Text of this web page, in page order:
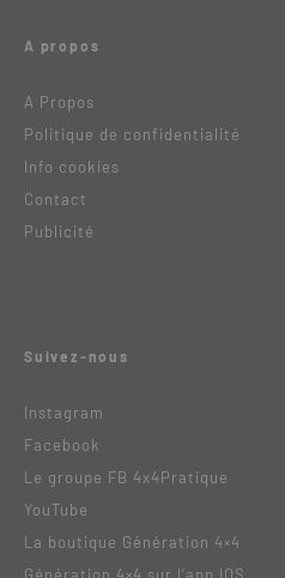
A propos
A Propos
Politique de confidentialité
Info cookies
Contact
Publicité
Suivez-nous
Instagram
Facebook
Le groupe FB 4x4Pratique
YouTube
La boutique Génération 4×4
Génération 4×4 sur l’app IOS